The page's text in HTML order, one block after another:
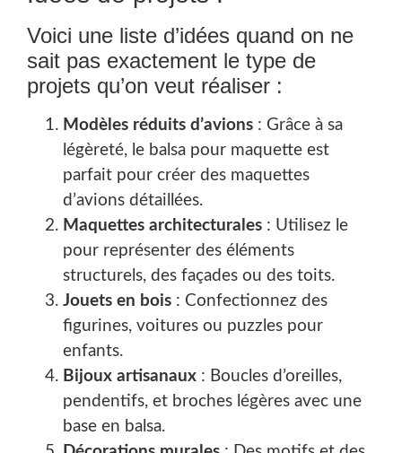
Voici une liste d’idées quand on ne
sait pas exactement le type de
projets qu’on veut réaliser :
Modèles réduits d’avions : Grâce à sa
légèreté, le balsa pour maquette est
parfait pour créer des maquettes
d’avions détaillées.
Maquettes architecturales : Utilisez le
pour représenter des éléments
structurels, des façades ou des toits.
Jouets en bois : Confectionnez des
figurines, voitures ou puzzles pour
enfants.
Bijoux artisanaux : Boucles d’oreilles,
pendentifs, et broches légères avec une
base en balsa.